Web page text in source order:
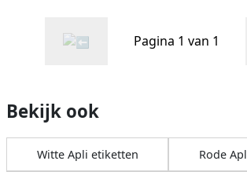
Pagina 1 van 1
Bekijk ook
Witte Apli etiketten Rode